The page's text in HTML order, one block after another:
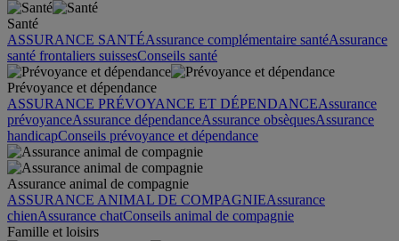
Santé
ASSURANCE SANTÉAssurance complémentaire santéAssurance
santé frontaliers suissesConseils santé
Prévoyance et dépendance
ASSURANCE PRÉVOYANCE ET DÉPENDANCEAssurance
prévoyanceAssurance dépendanceAssurance obsèquesAssurance
handicapConseils prévoyance et dépendance
Assurance animal de compagnie
ASSURANCE ANIMAL DE COMPAGNIEAssurance
chienAssurance chatConseils animal de compagnie
Famille et loisirs